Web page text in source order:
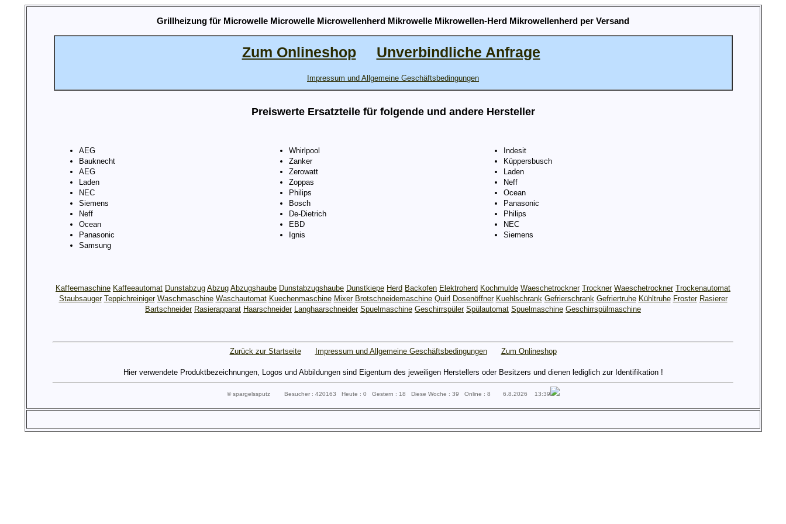
Grillheizung für Microwelle Microwelle Microwellenherd Mikrowelle Mikrowellen-Herd Mikrowellenherd per Versand
Zum Onlineshop Unverbindliche Anfrage
Impressum und Allgemeine Geschäftsbedingungen
Preiswerte Ersatzteile für folgende und andere Hersteller
AEG
Bauknecht
AEG
Laden
NEC
Siemens
Neff
Ocean
Panasonic
Samsung
Whirlpool
Zanker
Zerowatt
Zoppas
Philips
Bosch
De-Dietrich
EBD
Ignis
Indesit
Küppersbusch
Laden
Neff
Ocean
Panasonic
Philips
NEC
Siemens
Kaffeemaschine Kaffeeautomat Dunstabzug Abzug Abzugshaube Dunstabzugshaube Dunstkiepe Herd Backofen Elektroherd Kochmulde Waeschetrockner Trockner Waeschetrockner Trockenautomat
Staubsauger Teppichreiniger Waschmaschine Waschautomat Kuechenmaschine Mixer Brotschneidemaschine Quirl Dosenöffner Kuehlschrank Gefrierschrank Gefriertruhe Kühltruhe Froster Rasierer
Bartschneider Rasierapparat Haarschneider Langhaarschneider Spuelmaschine Geschirrspüler Spülautomat Spuelmaschine Geschirrspülmaschine
Zurück zur Startseite Impressum und Allgemeine Geschäftsbedingungen Zum Onlineshop
Hier verwendete Produktbezeichnungen, Logos und Abbildungen sind Eigentum des jeweiligen Herstellers oder Besitzers und dienen lediglich zur Identifikation !
© spargelssputz Besucher : 420163 Heute : 0 Gestern : 18 Diese Woche : 39 Online : 8 6.8.2026 13:39